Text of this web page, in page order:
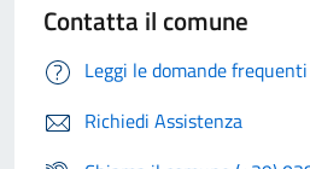
Contatta il comune
Leggi le domande frequenti
Richiedi Assistenza